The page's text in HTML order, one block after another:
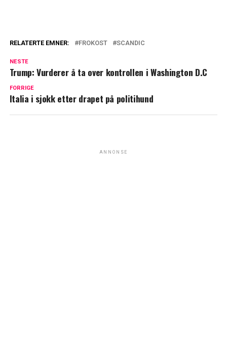
RELATERTE EMNER: FROKOST SCANDIC
NESTE
Trump: Vurderer å ta over kontrollen i Washington D.C
FORRIGE
Italia i sjokk etter drapet på politihund
ANNONSE